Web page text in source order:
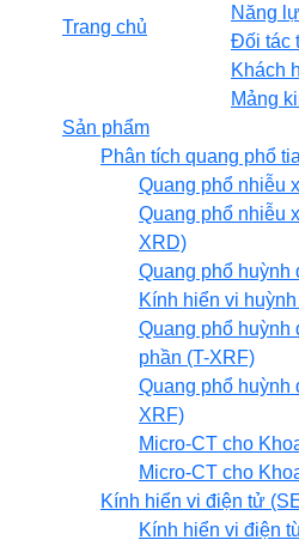
Trang chủ
Năng
Đối tác
Khách
Mảng
Sản phẩm
Phân tích quang phổ
Quang phổ nhiễu
Quang phổ nhiễu
XRD)
Quang phổ huỳnh
Kính hiển vi
Quang phổ huỳnh
phần (T-XRF)
Quang phổ huỳnh
XRF)
Micro-CT cho
Micro-CT cho
Kính hiển vi điện tử
Kính hiển vi điện